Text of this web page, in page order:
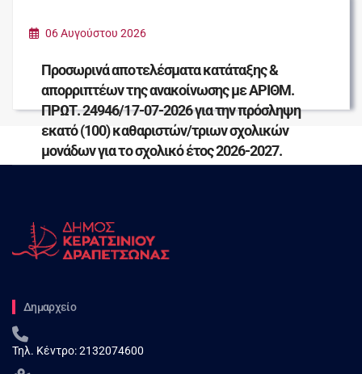
ΤΟΥΣ ΠΛΗΓΕΝΤΕΣ ΣΥΝΑΝΘΡΩΠΟΥΣ ΜΑΣ
06 Αυγούστου 2026
Προσωρινά αποτελέσματα κατάταξης &
απορριπτέων της ανακοίνωσης με ΑΡΙΘΜ.
ΠΡΩΤ. 24946/17-07-2026 για την πρόσληψη
εκατό (100) καθαριστών/τριων σχολικών
μονάδων για το σχολικό έτος 2026-2027.
Δημαρχείο
Τηλ. Κέντρο:2132074600